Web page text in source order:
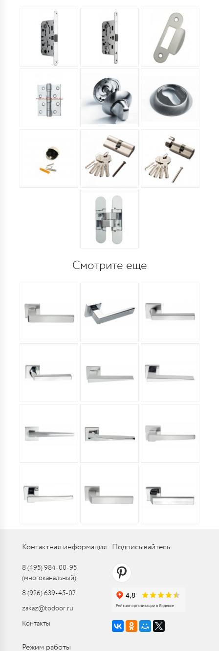
Смотрите еще
Контактная информация
8 (495) 984-00-95
(многоканальный)
8 (926) 639-45-07
zakaz@todoor.ru
Контакты
Подписывайтесь
Режим работы